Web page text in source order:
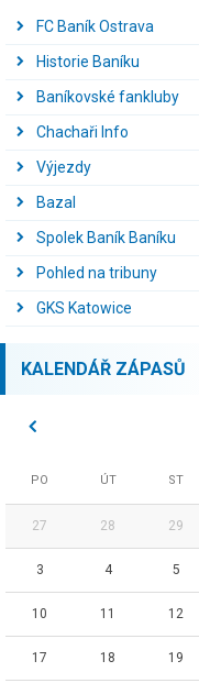
FC Baník Ostrava
Historie Baníku
Baníkovské fankluby
Chachaři Info
Výjezdy
Bazal
Spolek Baník Baníku
Pohled na tribuny
GKS Katowice
KALENDÁŘ ZÁPASŮ
PO ÚT ST
27 28 29
3 4 5
10 11 12
17 18 19